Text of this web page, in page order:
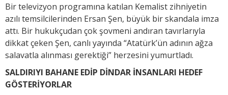
Bir televizyon programına katılan Kemalist zihniyetin
azılı temsilcilerinden Ersan Şen, büyük bir skandala imza
attı. Bir hukukçudan çok şovmeni andıran tavırlarıyla
dikkat çeken Şen, canlı yayında “Atatürk’ün adının ağza
salavatla alınması gerektiği” herzesini yumurtladı.
SALDIRIYI BAHANE EDİP DİNDAR İNSANLARI HEDEF
GÖSTERİYORLAR